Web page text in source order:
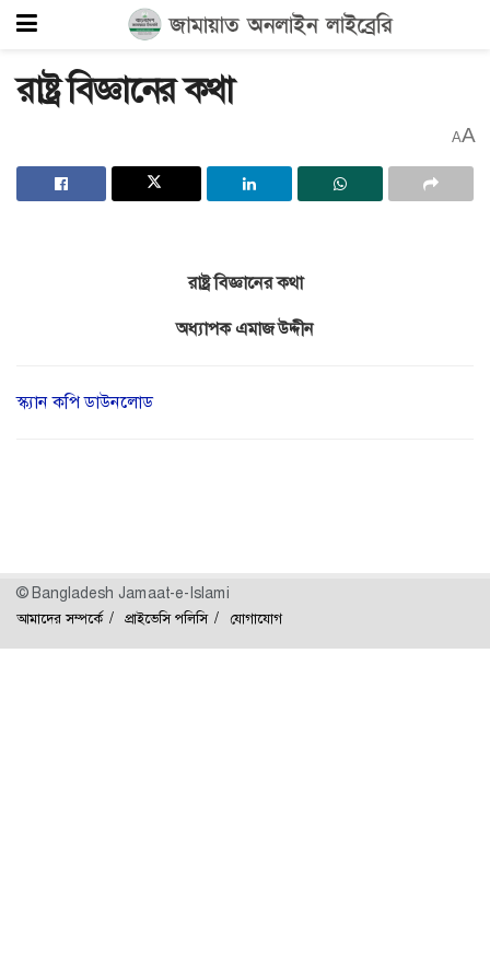
রাষ্ট্র বিজ্ঞানের কথা
AA
রাষ্ট্র বিজ্ঞানের কথা
অধ্যাপক এমাজ উদ্দীন
স্ক্যান কপি ডাউনলোড
© Bangladesh Jamaat-e-Islami
আমাদের সম্পর্কে প্রাইভেসি পলিসি যোগাযোগ